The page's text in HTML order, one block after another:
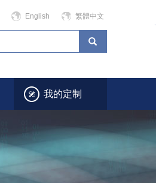
English 繁體中文
我的定制